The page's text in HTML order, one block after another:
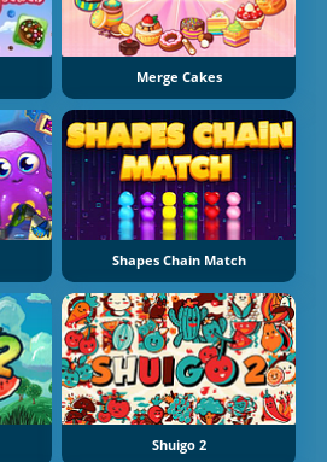
Merge Cakes
Shapes Chain Match
Shuigo 2